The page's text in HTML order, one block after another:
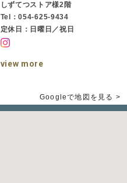
しずてつストア様2階
Tel：054-625-9434
定休日：日曜日／祝日
view more
Googleで地図を見る >